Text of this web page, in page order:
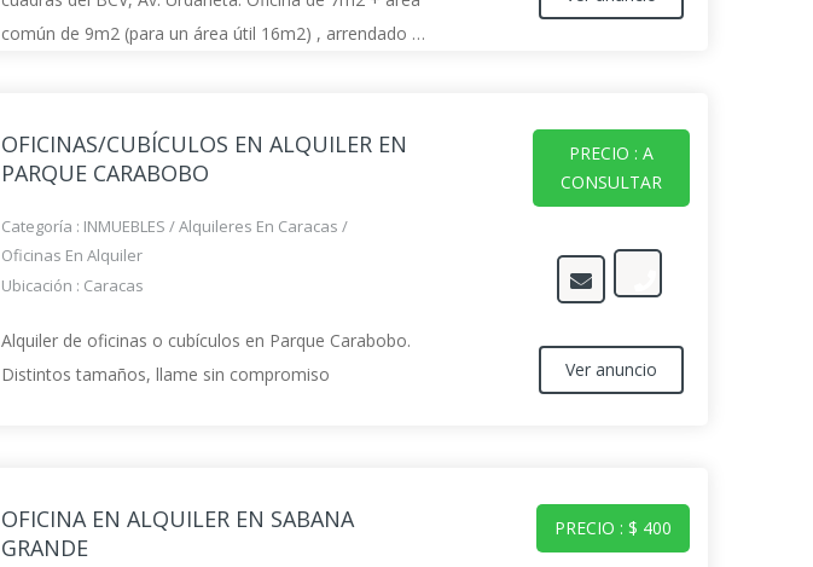
común de 9m2 (para un área útil 16m2) , arrendado en
PRECIO : A
CONSULTAR
Ver anuncio
OFICINAS/CUBÍCULOS EN ALQUILER EN
PARQUE CARABOBO
Categoría : INMUEBLES /Alquileres En Caracas /
Oficinas En Alquiler
Ubicación : Caracas
Alquiler de oficinas o cubículos en Parque Carabobo.
Distintos tamaños, llame sin compromiso
PRECIO : $ 400
OFICINA EN ALQUILER EN SABANA
GRANDE